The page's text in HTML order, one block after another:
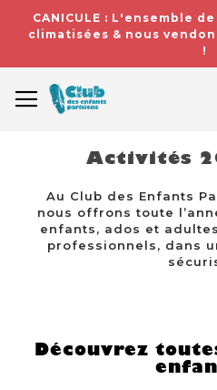
CANICULE : L'ensemble
climatisées & nous
!
Activités
Au Club des Enfants
nous offrons toute
enfants, ados et
professionnels, dans
Découvrez